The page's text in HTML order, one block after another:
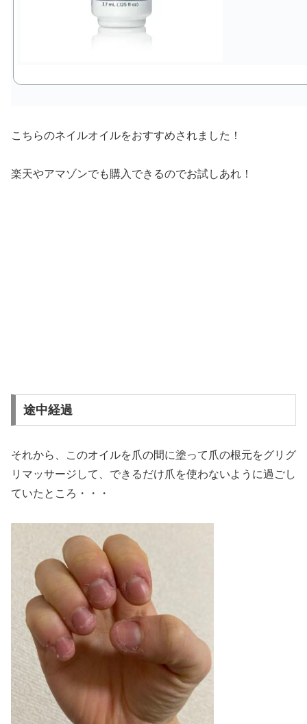
こちらのネイルオイルをおすすめされました！
楽天やアマゾンでも購入できるのでお試しあれ！
途中経過
それから、このオイルを爪の間に塗って爪の根元をグリグ
リマッサージして、できるだけ爪を使わないように過ごし
ていたところ・・・